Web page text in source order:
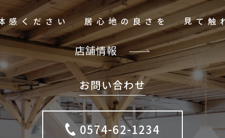
ご体感ください 居心地の良さを
店舗情報
お問い合わせ
0574-62-1234